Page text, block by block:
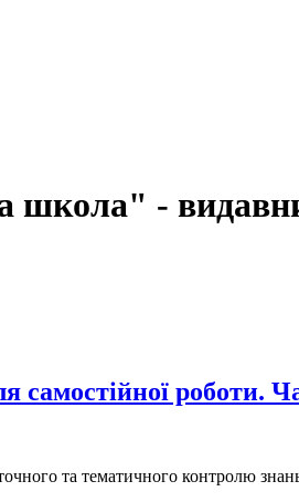
школа" -
самостійної роботи.
та тематичного контролю